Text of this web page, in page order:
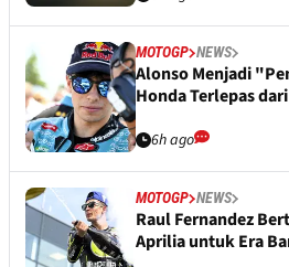
MOTOGP NEWS
Alonso Menjadi
Honda Terlepas
6h ago
MOTOGP NEWS
Raul Fernandez
Aprilia untuk Era